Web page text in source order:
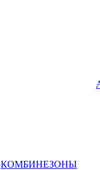
КОМБИНЕЗОНЫ